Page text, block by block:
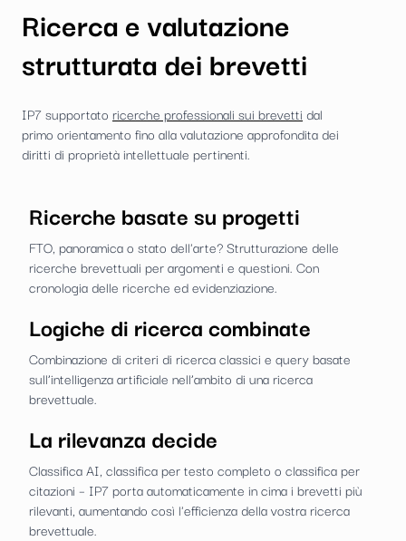
Ricerca e valutazione
strutturata dei brevetti
IP7 supportato ricerche professionali sui brevetti dal
primo orientamento fino alla valutazione approfondita dei
diritti di proprietà intellettuale pertinenti.
Ricerche basate su progetti
FTO, panoramica o stato dell'arte? Strutturazione delle
ricerche brevettuali per argomenti e questioni. Con
cronologia delle ricerche ed evidenziazione.
Logiche di ricerca combinate
Combinazione di criteri di ricerca classici e query basate
sull’intelligenza artificiale nell’ambito di una ricerca
brevettuale.
La rilevanza decide
Classifica AI, classifica per testo completo o classifica per
citazioni – IP7 porta automaticamente in cima i brevetti più
rilevanti, aumentando così l'efficienza della vostra ricerca
brevettuale.